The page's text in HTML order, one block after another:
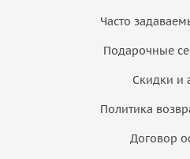
Часто
Подарочные
Скидки и
Политика
Договор